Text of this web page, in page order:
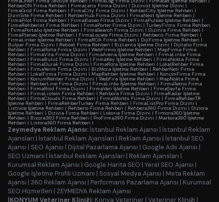
RehberON Firma Rehberi | FirmaLens Firma Dizini | Dizinist İşletme Dizini |
FirmaGrid Firma Rehberi | FirmaCity Firma Dizini | RehberCity İşletme Rehberi |
DizinSite Firma Rehberi | RehberHub Firma Dizini | FirmaNest İşletme Rehberi |
FirmaPilot Firma Rehberi | FirmaBaseo Firma Dizini | FirmaPulseo İşletme Rehberi |
FirmaRehberist Firma Rehberi | FirmaPorter Firma Dizini | TurkeyFirms Firma Rehberi
| FirmaPortalio İşletme Rehberi | FirmaSearch Firma Dizini | Dizinra Firma Rehberi |
FirmaPlaneo İşletme Rehberi | FirmaLocate Firma Dizini | Rehberis Firma Rehberi |
FirmaLinker İşletme Rehberi | FirmaROA Firma Rehberi | DijiFirma İşletme Rehberi |
Bulpar Firma Dizini | Rebset Firma Rehberi | BizLenta İşletme Dizini | Dijitalio Firma
Rehberi | FirmaPorta Firma Dizini | WebFirmio İşletme Rehberi | MapFirma Firma
Rehberi | FirmaVita Firma Dizini | FirmaArena İşletme Rehberi | FirmaLinka Firma
Rehberi | FirmaBulut Firma Dizini | FirmaKey İşletme Rehberi | FirmaNokta Firma
Rehberi | FirmaDurak Firma Dizini | FirmaRota İşletme Rehberi | LokalRehber Firma
Rehberi | FirmaYerim Firma Dizini | BizMora İşletme Rehberi | RehberNeti Firma
Rehberi | LokalFirma Firma Dizini | MapRehber İşletme Rehberi | KonumFirma Firma
Rehberi | KonumRehber Firma Dizini | WebFira İşletme Rehberi | MapNokta Firma
Rehberi | RehberLine Firma Dizini | FirmaLinko İşletme Rehberi | FirmaTekno Firma
Rehberi | FirmaRoid Firma Dizini | FirmaVeri İşletme Rehberi | FirmaSayfa Firma
Rehberi | FirmaListem Firma Rehberi | Rehbora Firma Dizini | FirmaRadar İşletme
Rehberi | FirmaClouds Firma Rehberi | FirmaWorlds Firma Dizini | FirmaRehberTR
İşletme Rehberi | FirmaRehberTurkey Firma Rehberi | FirmaListPro Firma Dizini |
Listivoa İşletme Rehberi | Rehberio Firma Rehberi | Rehbera360 Firma Dizini | Diziora
İşletme Rehberi | Dizivia Firma Rehberi | Lokoria Firma Dizini | Firmora360 İşletme
Rehberi | Bizora360 Firma Rehberi | ProFirma360 Firma Dizini | Markora360 İşletme
Rehberi | Listora360 Firma Rehberi |
Zeymedya Reklam Ajansı: İstanbul Reklam Ajansı | İstanbul Reklam
Ajansları | İstanbul Reklam Ajansları | Reklam Ajansı | İstanbul SEO
Ajansı | SEO Ajansı | Dijital Pazarlama Ajansı | Google Ads Ajansı |
SEO Uzmanı | İstanbul Reklam Ajansları | Reklam Ajansları |
Kurumsal Reklam Ajansı | Google Harita SEO | Yerel SEO Ajansı |
Google İşletme Profili Uzmanı | Sosyal Medya Ajansı | Meta Reklam
Ajansı | 360 Reklam Ajansı | Performans Pazarlama Ajansı | Kurumsal
SEO Hizmetleri | ZEYMEDYA Reklam Ajansı
İKONYUM Veteriner Kliniği: Konya Veteriner | Veteriner Kliniği |